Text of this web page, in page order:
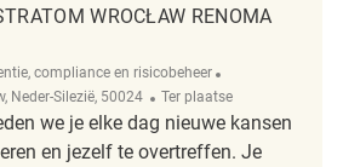
WROCŁAW RENOMA
compliance en risicobeheer
Neder-Silezië, 50024 Afgelegen
Ter plaatse
we je elke dag nieuwe kansen
en jezelf te overtreffen. Je